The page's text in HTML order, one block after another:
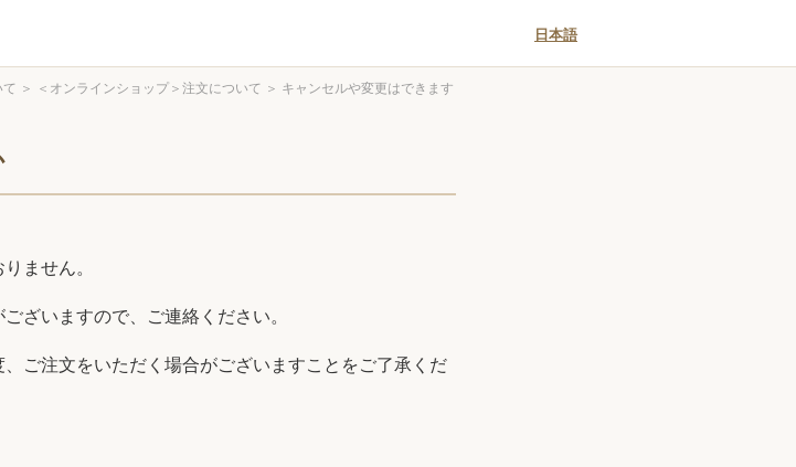
日本語
＞ ＜オンラインショップ＞注文について ＞ キャンセルや変更はできます
ません。
ざいますので、ご連絡ください。
ご注文をいただく場合がございますことをご了承くだ